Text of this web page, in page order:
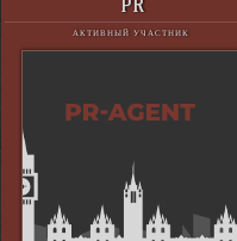
PR
АКТИВНЫЙ УЧАСТНИК